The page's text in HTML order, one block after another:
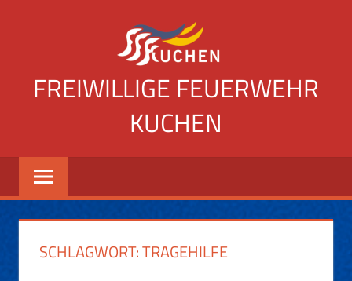
FREIWILLIGE FEUERWEHR
KUCHEN
Website
der
Freiwilligen
Feuerwehr
SCHLAGWORT:TRAGEHILFE